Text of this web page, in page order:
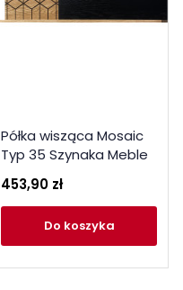
Półka wisząca Mosaic
Typ 35 Szynaka Meble
453,90 zł
do koszyka